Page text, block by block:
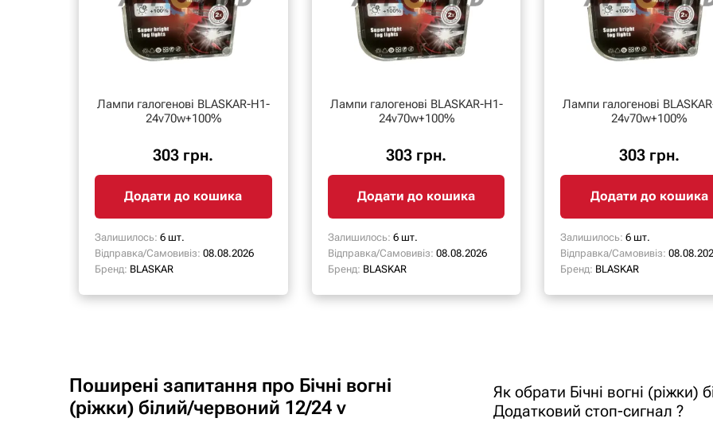
Лампи галогенові BLASKAR-H1-
24v70w+100%
303 грн.
Додати до кошика
Залишилось: 6 шт.
Відправка/Самовивіз: 08.08.2026
Бренд: BLASKAR
Лампи галогенові BLASKAR-H1-
24v70w+100%
303 грн.
Додати до кошика
Залишилось: 6 шт.
Відправка/Самовивіз: 08.08.2026
Бренд: BLASKAR
Лампи галогенові
24v70w+100%
303 грн.
Додати до кошика
Залишилось: 6 шт.
Відправка/Самовивіз:
Бренд: BLASKAR
Поширені запитання про Бічні вогні
(ріжки) білий/червоний 12/24 v
Як обрати Бічні вогні
Додатковий стоп-сигнал ?